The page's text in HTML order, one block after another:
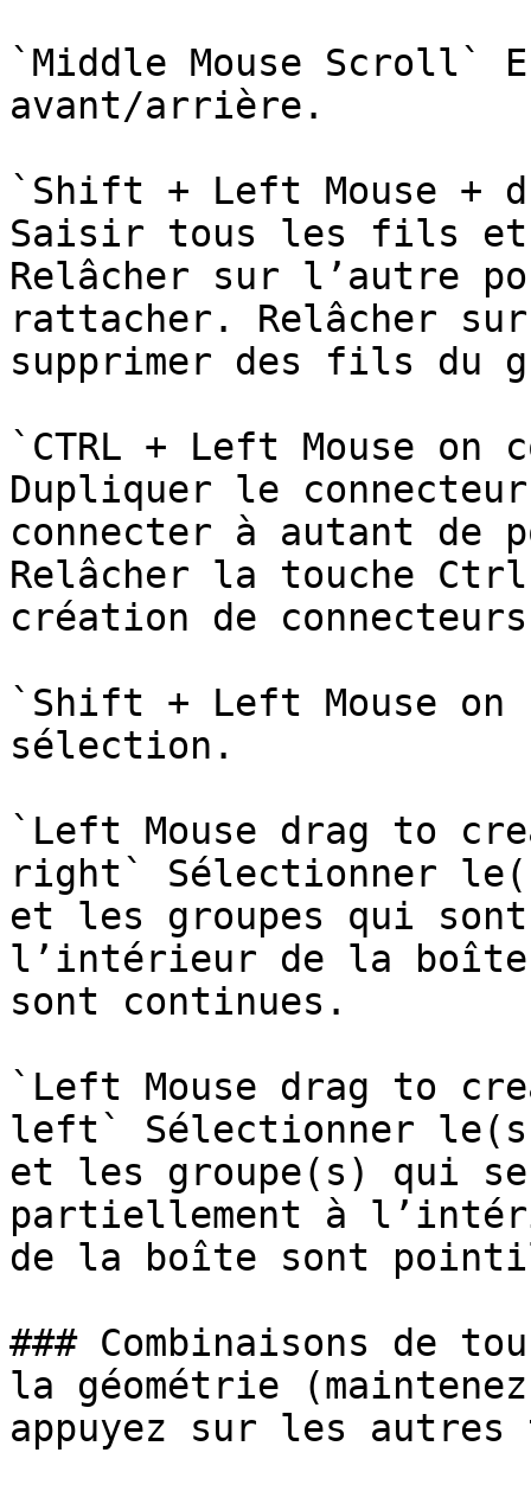
`Middle Mouse Scroll`
avant/arrière.
`Shift + Left Mouse +
Saisir tous les fils et
Relâcher sur l’autre
rattacher. Relâcher
supprimer des fils du
`CTRL + Left Mouse on
Dupliquer le
connecter à autant de
Relâcher la touche
création de
`Shift + Left Mouse on
sélection.
`Left Mouse drag to
right` Sélectionner
et les groupes qui
l’intérieur de la
sont continues.
`Left Mouse drag to
left` Sélectionner
et les groupe(s) qui
partiellement à
de la boîte sont
### Combinaisons de
la géométrie
appuyez sur les